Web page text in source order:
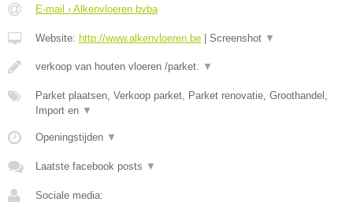
E-mail › Alkenvloeren bvba
Website: http://www.alkenvloeren.be | Screenshot ▼
verkoop van houten vloeren /parket. ▼
Parket plaatsen, Verkoop parket, Parket renovatie, Groothandel,
Import en ▼
Openingstijden ▼
Laatste facebook posts ▼
Sociale media: